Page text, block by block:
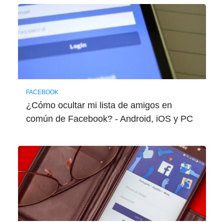
FACEBOOK
¿Cómo ocultar mi lista de amigos en
común de Facebook? - Android, iOS y PC